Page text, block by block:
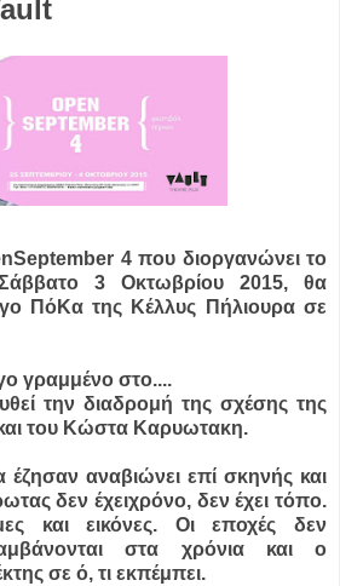
4 που διοργανώνει το
3 Οκτωβρίου 2015, θα
ΠόΚα της Κέλλυς Πήλιουρα σε
γραμμένο στο....
την διαδρομή της σχέσης της
του Κώστα Καρυωτακη.
αναβιώνει επί σκηνής και
δεν έχειχρόνο, δεν έχει τόπο.
και εικόνες. Οι εποχές δεν
στα χρόνια και ο
σε ό, τι εκπέμπει.